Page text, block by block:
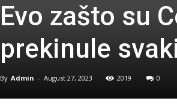
Evo zašto su
prekinule
By Admin - August 27, 2023 2019 0